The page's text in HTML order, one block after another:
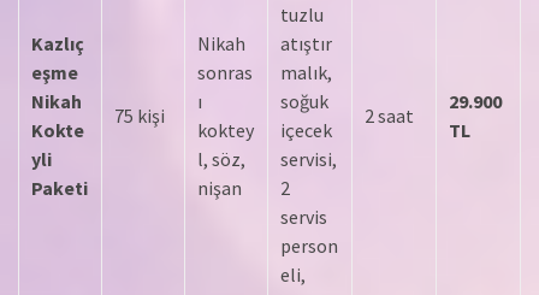
Kazlıç
eşme
Nikah
Kokte
yli
Paketi
75 kişi
Nikah
sonras
ı
koktey
l, söz,
nişan
tuzlu
atıştır
malık,
soğuk
içecek
servisi,
2
servis
person
eli,
2 saat
29.900
TL